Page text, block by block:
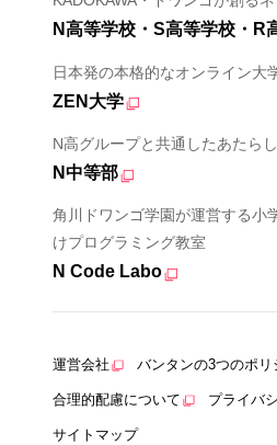
N高等学校・S高等学校・R
日本発の本格的なオンライン大
ZEN大学
N高グループと共通したあたら
N中等部
角川ドワンゴ学園が運営する小
けプログラミング教室
N Code Labo
運営会社 バンタンの3つのポリ
合理的配慮について プライバ
サイトマップ